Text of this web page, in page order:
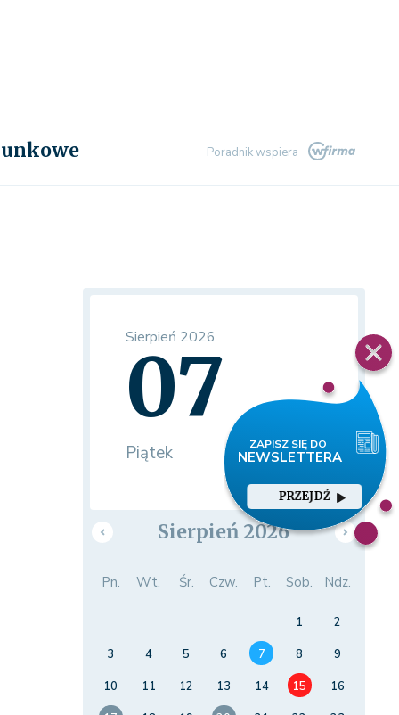
Poradnik wspiera
PRZEJDŹ
Sierpień 2026
07
Piątek
Sierpień 2026
Pn. Wt. Śr. Czw. Pt. Sob. Ndz.
1
2
3
4 5 6 7 8
9
10
11 12 13 14 15
16